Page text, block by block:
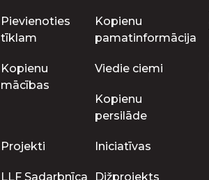
Pievienoties
tīklam
Kopienu
pamatinformācija
Kopienu
mācības
Viedie ciemi
Kopienu
persilāde
Projekti Iniciatīvas
LLF Sadarbnīca Dižprojekts